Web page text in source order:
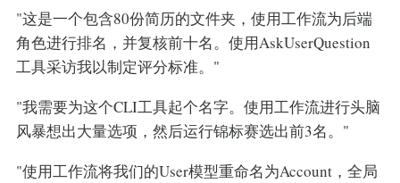
"这是一个包含80份简历的文件夹，使用工作流为后端
角色进行排名，并复核前十名。使用AskUserQuestion
工具采访我以制定评分标准。"
"我需要为这个CLI工具起个名字。使用工作流进行头脑
风暴想出大量选项，然后运行锦标赛选出前3名。"
"使用工作流将我们的User模型重命名为Account，全局